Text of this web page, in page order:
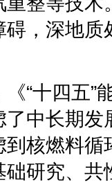
碍，深地
十四五”
中长期
核燃料
研究、